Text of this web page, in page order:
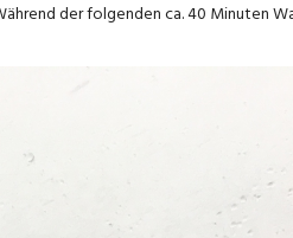
der folgenden ca. 40 Minuten